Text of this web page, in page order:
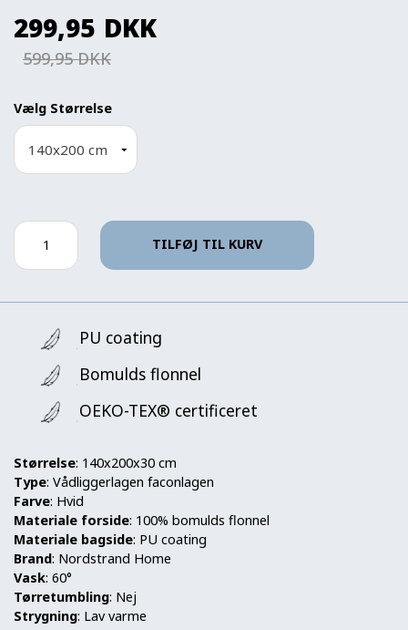
299,95 DKK
599,95 DKK
Vælg Størrelse
TILFØJ TIL KURV
PU coating
Bomulds flonnel
OEKO-TEX® certificeret
Størrelse: 140x200x30 cm
Type: Vådliggerlagen faconlagen
Farve: Hvid
Materiale forside: 100% bomulds flonnel
Materiale bagside: PU coating
Brand: Nordstrand Home
Vask: 60°
Tørretumbling: Nej
Strygning: Lav varme